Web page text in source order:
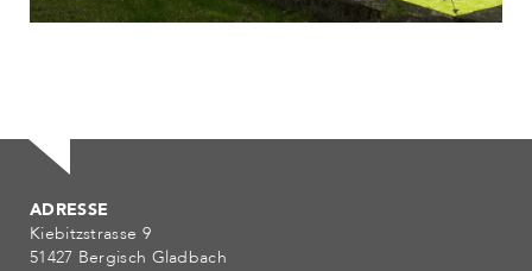
ADRESSE
Kiebitzstrasse 9
51427 Bergisch Gladbach